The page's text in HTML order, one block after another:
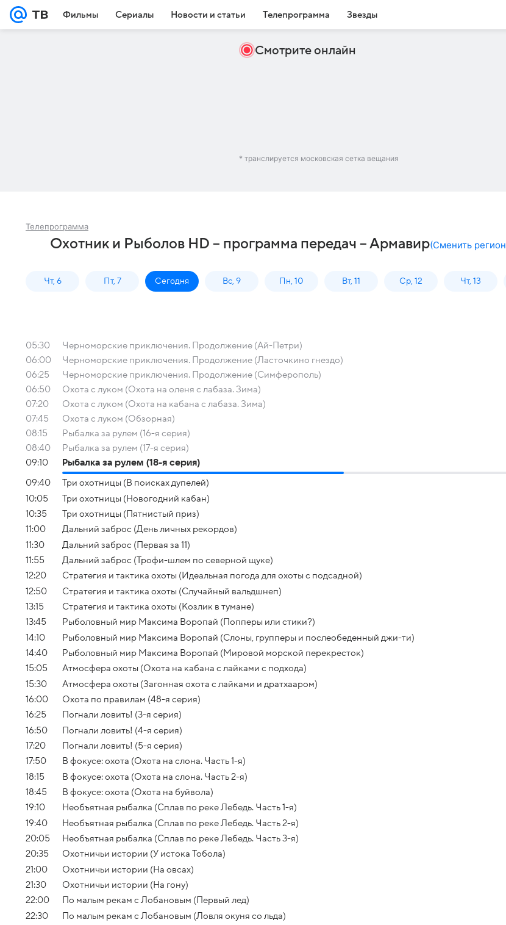
Фильмы Сериалы Новости и статьи Телепрограмма Звезды
Смотрите онлайн
* транслируется московская сетка вещания
Телепрограмма
Охотник и Рыболов HD – программа передач – Армавир(Сменить регион
Чт, 6 Пт, 7 Сегодня Вс, 9 Пн, 10 Вт, 11 Ср, 12 Чт, 13
05:30
Черноморские приключения. Продолжение (Ай-Петри)
06:00
Черноморские приключения. Продолжение (Ласточкино гнездо)
06:25
Черноморские приключения. Продолжение (Симферополь)
06:50
Охота с луком (Охота на оленя с лабаза. Зима)
07:20
Охота с луком (Охота на кабана с лабаза. Зима)
07:45
Охота с луком (Обзорная)
08:15
Рыбалка за рулем (16-я серия)
08:40
Рыбалка за рулем (17-я серия)
09:10
Рыбалка за рулем (18-я серия)
09:40
Три охотницы (В поисках дупелей)
10:05
Три охотницы (Новогодний кабан)
10:35
Три охотницы (Пятнистый приз)
11:00
Дальний заброс (День личных рекордов)
11:30
Дальний заброс (Первая за 11)
11:55
Дальний заброс (Трофи-шлем по северной щуке)
12:20
Стратегия и тактика охоты (Идеальная погода для охоты с подсадной)
12:50
Стратегия и тактика охоты (Случайный вальдшнеп)
13:15
Стратегия и тактика охоты (Козлик в тумане)
13:45
Рыболовный мир Максима Воропай (Попперы или стики?)
14:10
Рыболовный мир Максима Воропай (Слоны, групперы и послеобеденный джи-ти)
14:40
Рыболовный мир Максима Воропай (Мировой морской перекресток)
15:05
Атмосфера охоты (Охота на кабана с лайками с подхода)
15:30
Атмосфера охоты (Загонная охота с лайками и дратхааром)
16:00
Охота по правилам (48-я серия)
16:25
Погнали ловить! (3-я серия)
16:50
Погнали ловить! (4-я серия)
17:20
Погнали ловить! (5-я серия)
17:50
В фокусе: охота (Охота на слона. Часть 1-я)
18:15
В фокусе: охота (Охота на слона. Часть 2-я)
18:45
В фокусе: охота (Охота на буйвола)
19:10
Необъятная рыбалка (Сплав по реке Лебедь. Часть 1-я)
19:40
Необъятная рыбалка (Сплав по реке Лебедь. Часть 2-я)
20:05
Необъятная рыбалка (Сплав по реке Лебедь. Часть 3-я)
20:35
Охотничьи истории (У истока Тобола)
21:00
Охотничьи истории (На овсах)
21:30
Охотничьи истории (На гону)
22:00
По малым рекам с Лобановым (Первый лед)
22:30
По малым рекам с Лобановым (Ловля окуня со льда)